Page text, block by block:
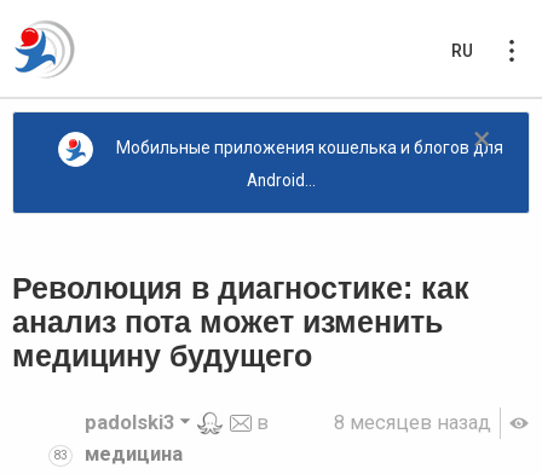
RU
×
Мобильные приложения кошелька и блогов для
Android...
Революция в диагностике: как
анализ пота может изменить
медицину будущего
8 месяцев назад
83
padolski3
в
медицина